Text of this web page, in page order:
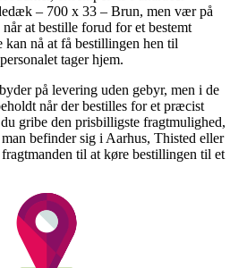
– 700 x 33 – Brun, men vær på
at bestille forud for et bestemt
kan nå at få bestillingen hen til
tager hjem.
på levering uden gebyr, men i de
når der bestilles for et præcist
gribe den prisbilligste fragtmulighed,
befinder sig i Aarhus, Thisted eller
til at køre bestillingen til et